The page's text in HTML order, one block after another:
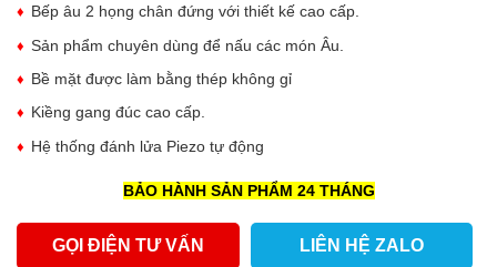
Bếp âu 2 họng chân đứng với thiết kế cao cấp.
Sản phẩm chuyên dùng để nấu các món Âu.
Bề mặt được làm bằng thép không gỉ
Kiềng gang đúc cao cấp.
Hệ thống đánh lửa Piezo tự động
BẢO HÀNH SẢN PHẨM 24 THÁNG
GỌI ĐIỆN TƯ VẤN LIÊN HỆ ZALO